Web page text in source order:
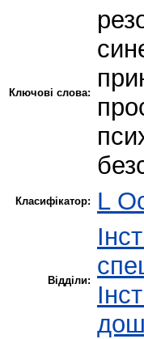
Ключові слова:
Класифікатор: L
Відділи: